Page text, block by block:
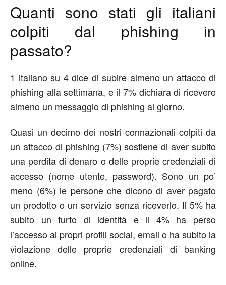
Quanti sono stati gli italiani
colpiti dal phishing in
passato?
1 italiano su 4 dice di subire almeno un attacco di
phishing alla settimana, e il 7% dichiara di ricevere
almeno un messaggio di phishing al giorno.
Quasi un decimo dei nostri connazionali colpiti da
un attacco di phishing (7%) sostiene di aver subito
una perdita di denaro o delle proprie credenziali di
accesso (nome utente, password). Sono un po’
meno (6%) le persone che dicono di aver pagato
un prodotto o un servizio senza riceverlo. Il 5% ha
subito un furto di identità e il 4% ha perso
l’accesso ai propri profili social, email o ha subito la
violazione delle proprie credenziali di banking
online.